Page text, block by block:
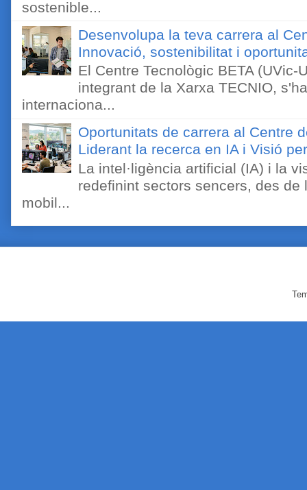
sostenible...
Desenvolupa la teva carrera al
Innovació, sostenibilitat i
El Centre Tecnològic BETA (UVic-
integrant de la Xarxa TECNIO,
internaciona...
Oportunitats de carrera al Centre
Liderant la recerca en IA i Visió
La intel·ligència artificial (IA) i la
redefinint sectors sencers, des
mobil...